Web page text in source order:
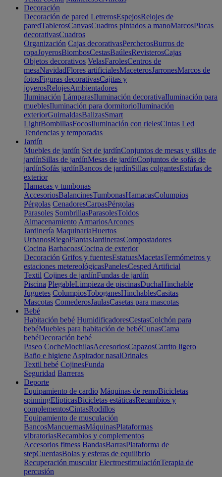
Decoración
Decoración de pared LetrerosEspejosRelojes de
paredTablerosCanvasCuadros pintados a manoMarcosPlacas
decorativasCuadros
Organización Cajas decorativasPercherosBurros de
ropaJoyerosBiombosCestasBaúlesRevisterosCajas
Objetos decorativos VelasFarolesCentros de
mesaNavidadFlores artificialesMaceterosJarronesMarcos de
fotosFiguras decorativasCajitas y
joyerosRelojesAmbientadores
Iluminación LámparasIluminación decorativaIluminación para
mueblesIluminación para dormitorioIluminación
exteriorGuirnaldasBalizasSmart
LightBombillasFocosIluminación con rielesCintas Led
Tendencias y temporadas
Jardín
Muebles de jardín Set de jardínConjuntos de mesas y sillas de
jardínSillas de jardínMesas de jardínConjuntos de sofás de
jardínSofás jardínBancos de jardínSillas colgantesEstufas de
exterior
Hamacas y tumbonas
AccesoriosBalancinesTumbonasHamacasColumpios
Pérgolas CenadoresCarpasPérgolas
Parasoles SombrillasParasolesToldos
Almacenamiento ArmariosArcones
Jardinería MaquinariaHuertos
UrbanosRiegoPlantasJardinerasCompostadores
Cocina BarbacoasCocina de exterior
Decoración Grifos y fuentesEstatuasMacetasTermómetros y
estaciones metereológicasPanelesCesped Artificial
Textil Cojines de jardínFundas de jardín
Piscina PlegableLimpieza de piscinasDuchaHinchable
Juguetes ColumpiosToboganesHinchablesCasitas
Mascotas ComederosJaulasCasetas para mascotas
Bebé
Habitación bebé HumidificadoresCestasColchón para
bebéMuebles para habitación de bebéCunasCama
bebéDecoración bebé
Paseo CocheMochilasAccesoriosCapazosCarrito ligero
Baño e higiene Aspirador nasalOrinales
Textil bebé CojinesFunda
Seguridad Barreras
Deporte
Equipamiento de cardio Máquinas de remoBicicletas
spinningElípticasBicicletas estáticasRecambios y
complementosCintasRodillos
Equipamiento de musculación
BancosMancuernasMáquinasPlataformas
vibratoriasRecambios y complementos
Accesorios fitness BandasBarrasPlataforma de
stepCuerdasBolas y esferas de equilibrio
Recuperación muscular ElectroestimulaciónTerapia de
percusión